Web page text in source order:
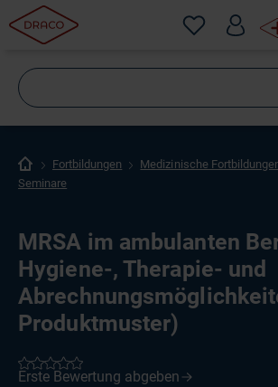
Fortbildungen
Medizinische
Seminare
MRSA im ambulanten
Hygiene-, Therapie- und
Produktmuster)